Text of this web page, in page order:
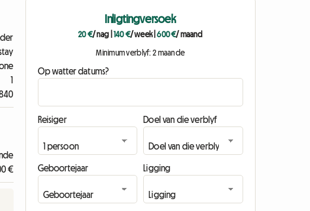
1
€
Inligtingversoek
20 €/ nag |140 €/ week|600 €/ maand
Minimum verblyf: 2 maande
Op watter datums?
Reisiger Doel van die verblyf
Geboortejaar Ligging